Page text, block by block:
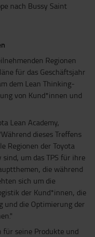
nach Bussy Saint
Regionen
für das Geschäftsjahr
dem Lean Thinking-
von Kund*innen und
Lean Academy,
dieses Treffens
Regionen der Toyota
um das TPS für ihre
die während
sich um die
der Kund*innen, die
und die Optimierung der
seine Produkte und